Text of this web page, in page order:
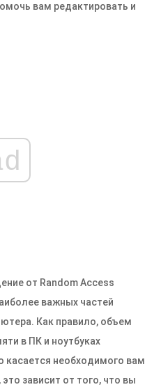
вам редактировать и
от Random Access
важных частей
Как правило, объем
в ПК и ноутбуках
касается необходимого вам
зависит от того, что вы